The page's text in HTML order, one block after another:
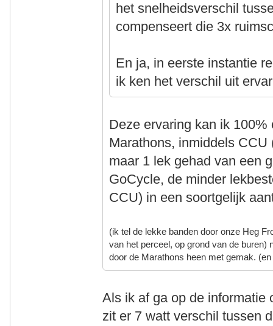
het snelheidsverschil
compenseert die 3x
En ja, in eerste instantie
ik ken het verschil uit
Deze ervaring kan ik
Marathons, inmiddels
maar 1 lek gehad van een
GoCycle, de minder
CCU) in een soortgelijk
(ik tel de lekke banden door onze Heg
van het perceel, op grond van de
door de Marathons heen met gemak.
Als ik af ga op de informatie
zit er 7 watt verschil tussen